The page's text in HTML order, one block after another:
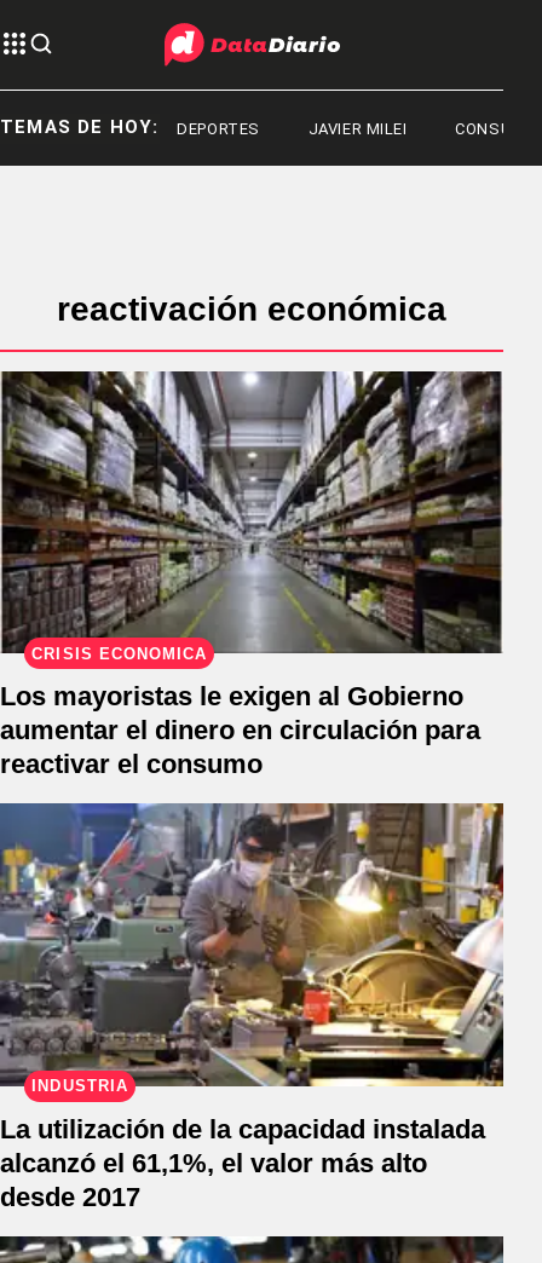
TEMAS DE HOY:DEPORTES JAVIER MILEI CONSUMO
reactivación económica
CRISIS ECONÓMICA
Los mayoristas le exigen al Gobierno
aumentar el dinero en circulación para
reactivar el consumo
INDUSTRIA
La utilización de la capacidad instalada
alcanzó el 61,1%, el valor más alto
desde 2017